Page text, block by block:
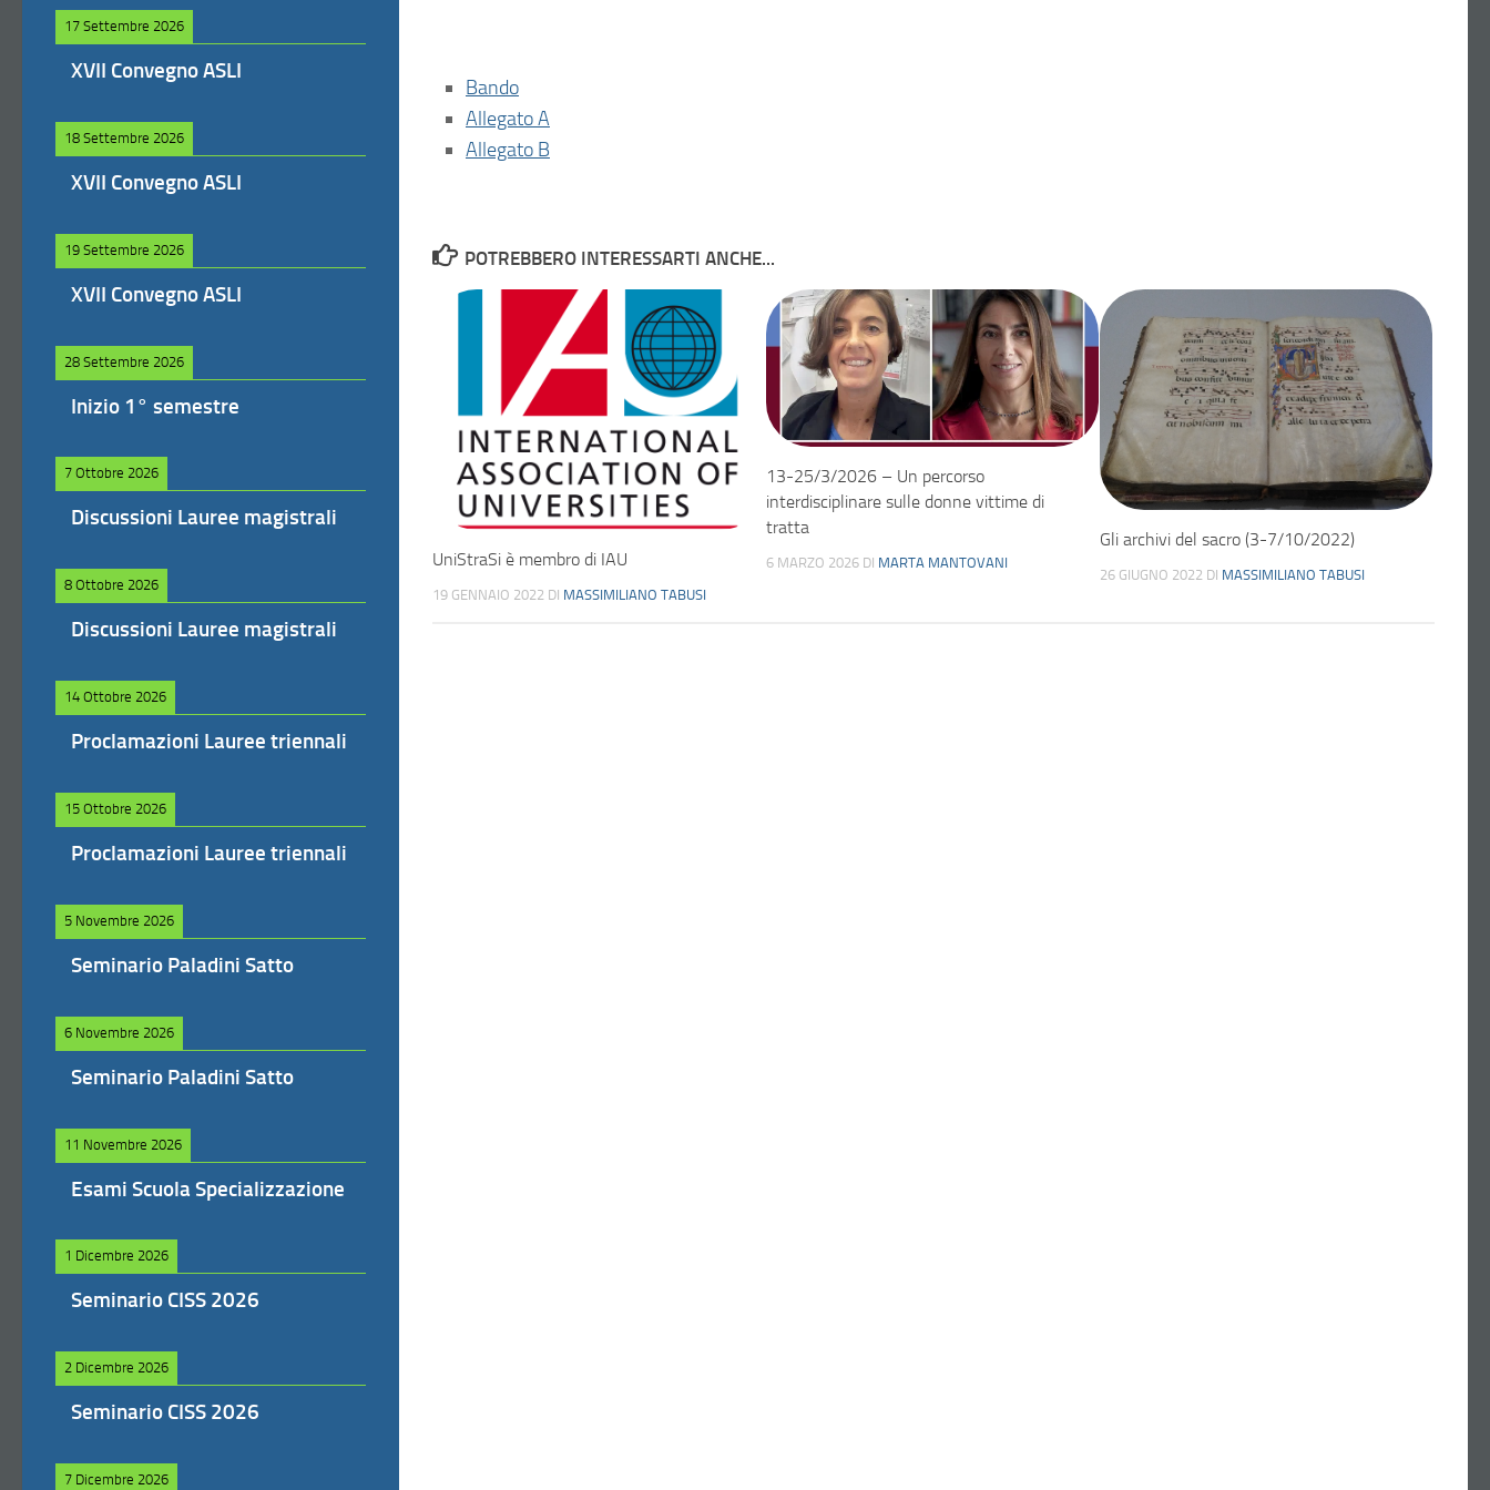
Bando
Allegato A
Allegato B
POTREBBERO INTERESSARTI ANCHE...
UniStraSi è membro di IAU
19 GENNAIO 2022 DI MASSIMILIANO TABUSI
13-25/3/2026 – Un percorso
interdisciplinare sulle donne vittime di
tratta
6 MARZO 2026 DI MARTA MANTOVANI
Gli archivi del sacro (3-7/10/2022)
26 GIUGNO 2022 DI MASSIMILIANO TABUSI
17 Settembre 2026
XVII Convegno ASLI
18 Settembre 2026
XVII Convegno ASLI
19 Settembre 2026
XVII Convegno ASLI
28 Settembre 2026
Inizio 1° semestre
7 Ottobre 2026
Discussioni Lauree magistrali
8 Ottobre 2026
Discussioni Lauree magistrali
14 Ottobre 2026
Proclamazioni Lauree triennali
15 Ottobre 2026
Proclamazioni Lauree triennali
5 Novembre 2026
Seminario Paladini Satto
6 Novembre 2026
Seminario Paladini Satto
11 Novembre 2026
Esami Scuola Specializzazione
1 Dicembre 2026
Seminario CISS 2026
2 Dicembre 2026
Seminario CISS 2026
7 Dicembre 2026